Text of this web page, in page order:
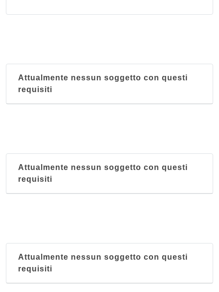
Attualmente nessun soggetto con questi
requisiti
Attualmente nessun soggetto con questi
requisiti
Attualmente nessun soggetto con questi
requisiti